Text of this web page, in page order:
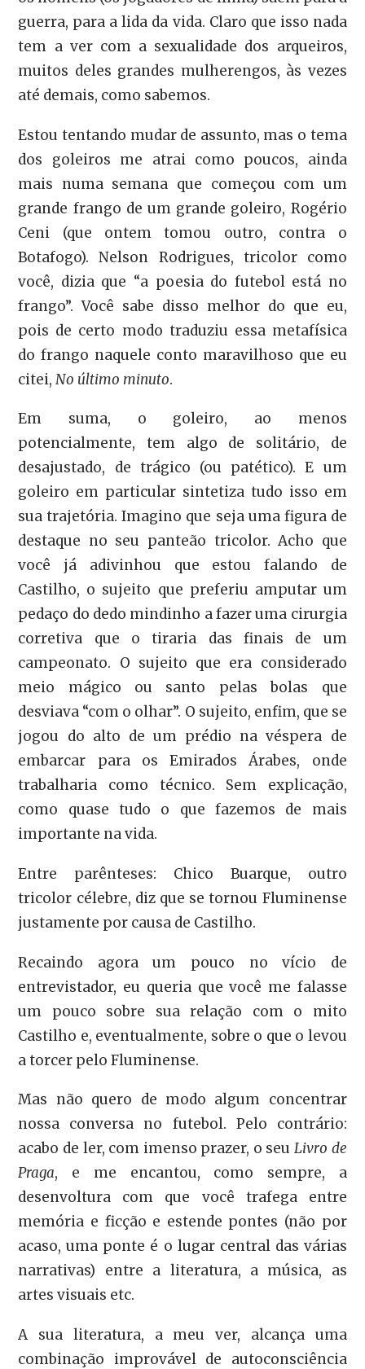
guerra, para a lida da vida. Claro que isso nada
tem a ver com a sexualidade dos arqueiros,
muitos deles grandes mulherengos, às vezes
até demais, como sabemos.
Estou tentando mudar de assunto, mas o tema
dos goleiros me atrai como poucos, ainda
mais numa semana que começou com um
grande frango de um grande goleiro, Rogério
Ceni (que ontem tomou outro, contra o
Botafogo). Nelson Rodrigues, tricolor como
você, dizia que “a poesia do futebol está no
frango”. Você sabe disso melhor do que eu,
pois de certo modo traduziu essa metafísica
do frango naquele conto maravilhoso que eu
citei,No último minuto.
Em suma, o goleiro, ao menos
potencialmente, tem algo de solitário, de
desajustado, de trágico (ou patético). E um
goleiro em particular sintetiza tudo isso em
sua trajetória. Imagino que seja uma figura de
destaque no seu panteão tricolor. Acho que
você já adivinhou que estou falando de
Castilho, o sujeito que preferiu amputar um
pedaço do dedo mindinho a fazer uma cirurgia
corretiva que o tiraria das finais de um
campeonato. O sujeito que era considerado
meio mágico ou santo pelas bolas que
desviava “com o olhar”. O sujeito, enfim, que se
jogou do alto de um prédio na véspera de
embarcar para os Emirados Árabes, onde
trabalharia como técnico. Sem explicação,
como quase tudo o que fazemos de mais
importante na vida.
Entre parênteses: Chico Buarque, outro
tricolor célebre, diz que se tornou Fluminense
justamente por causa de Castilho.
Recaindo agora um pouco no vício de
entrevistador, eu queria que você me falasse
um pouco sobre sua relação com o mito
Castilho e, eventualmente, sobre o que o levou
a torcer pelo Fluminense.
Mas não quero de modo algum concentrar
nossa conversa no futebol. Pelo contrário:
acabo de ler, com imenso prazer, o seuLivro de
Praga, e me encantou, como sempre, a
desenvoltura com que você trafega entre
memória e ficção e estende pontes (não por
acaso, uma ponte é o lugar central das várias
narrativas) entre a literatura, a música, as
artes visuais etc.
A sua literatura, a meu ver, alcança uma
combinação improvável de autoconsciência